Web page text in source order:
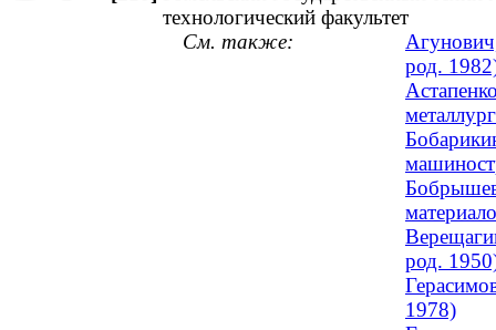
технологический факультет
См. также:
род.
род.
1978)